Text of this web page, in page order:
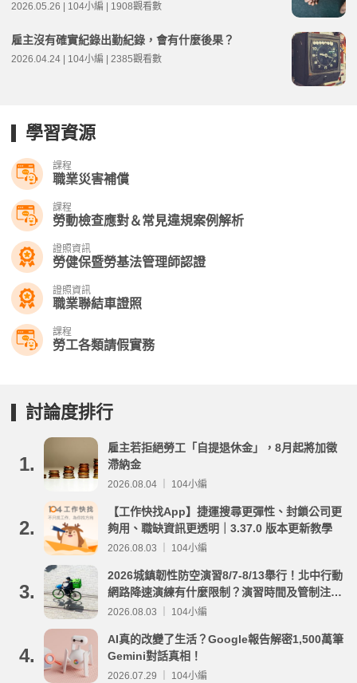
2026.05.26 | 104小編 | 1908觀看數
雇主沒有確實紀錄出勤紀錄，會有什麼後果？
2026.04.24 | 104小編 | 2385觀看數
學習資源
課程
職業災害補償
課程
勞動檢查應對＆常見違規案例解析
證照資訊
勞健保暨勞基法管理師認證
證照資訊
職業聯結車證照
課程
勞工各類請假實務
討論度排行
1.
雇主若拒絕勞工「自提退休金」，8月起將加徵
滯納金
2026.08.04 ｜ 104小編
2.
【工作快找App】捷運搜尋更彈性、封鎖公司更
夠用、職缺資訊更透明｜3.37.0 版本更新教學
2026.08.03 ｜ 104小編
3.
2026城鎮韌性防空演習8/7-8/13舉行！北中行動
網路降速演練有什麼限制？演習時間及管制注意
事項整理
2026.08.03 ｜ 104小編
4.
AI真的改變了生活？Google報告解密1,500萬筆
Gemini對話真相！
2026.07.29 ｜ 104小編